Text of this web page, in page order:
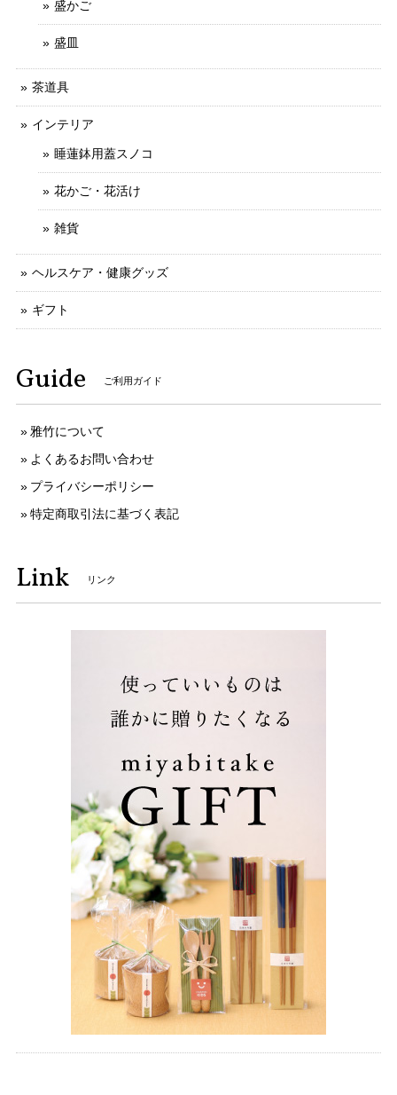
盛かご
盛皿
茶道具
インテリア
睡蓮鉢用蓋スノコ
花かご・花活け
雑貨
ヘルスケア・健康グッズ
ギフト
Guide ご利用ガイド
雅竹について
よくあるお問い合わせ
プライバシーポリシー
特定商取引法に基づく表記
Link リンク